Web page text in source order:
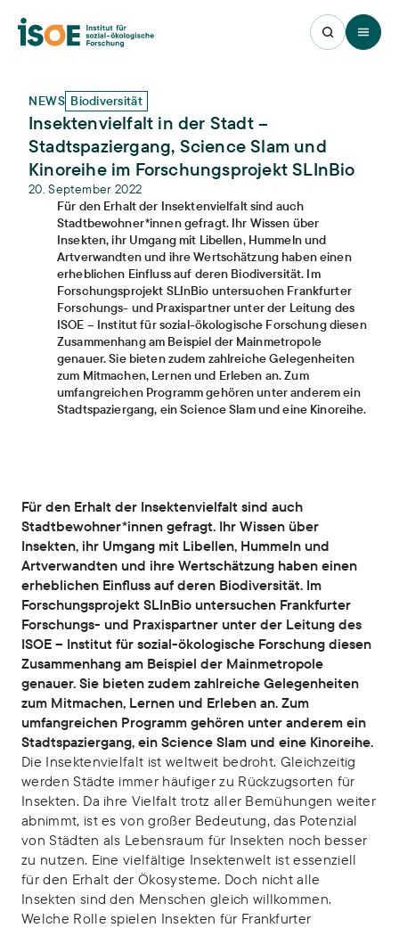
Open
NEWS Biodiversität
Insektenvielfalt in der Stadt –
Stadtspaziergang, Science Slam und
Kinoreihe im Forschungsprojekt SLInBio
20. September 2022
Für den Erhalt der Insektenvielfalt sind auch
Stadtbewohner*innen gefragt. Ihr Wissen über
Insekten, ihr Umgang mit Libellen, Hummeln und
Artverwandten und ihre Wertschätzung haben einen
erheblichen Einfluss auf deren Biodiversität. Im
Forschungsprojekt SLInBio untersuchen Frankfurter
Forschungs- und Praxispartner unter der Leitung des
ISOE – Institut für sozial-ökologische Forschung diesen
Zusammenhang am Beispiel der Mainmetropole
genauer. Sie bieten zudem zahlreiche Gelegenheiten
zum Mitmachen, Lernen und Erleben an. Zum
umfangreichen Programm gehören unter anderem ein
Stadtspaziergang, ein Science Slam und eine Kinoreihe.
Für den Erhalt der Insektenvielfalt sind auch
Stadtbewohner*innen gefragt. Ihr Wissen über
Insekten, ihr Umgang mit Libellen, Hummeln und
Artverwandten und ihre Wertschätzung haben einen
erheblichen Einfluss auf deren Biodiversität. Im
Forschungsprojekt SLInBio untersuchen Frankfurter
Forschungs- und Praxispartner unter der Leitung des
ISOE – Institut für sozial-ökologische Forschung diesen
Zusammenhang am Beispiel der Mainmetropole
genauer. Sie bieten zudem zahlreiche Gelegenheiten
zum Mitmachen, Lernen und Erleben an. Zum
umfangreichen Programm gehören unter anderem ein
Stadtspaziergang, ein Science Slam und eine Kinoreihe.
Die Insektenvielfalt ist weltweit bedroht. Gleichzeitig
werden Städte immer häufiger zu Rückzugsorten für
Insekten. Da ihre Vielfalt trotz aller Bemühungen weiter
abnimmt, ist es von großer Bedeutung, das Potenzial
von Städten als Lebensraum für Insekten noch besser
zu nutzen. Eine vielfältige Insektenwelt ist essenziell
für den Erhalt der Ökosysteme. Doch nicht alle
Insekten sind den Menschen gleich willkommen.
Welche Rolle spielen Insekten für Frankfurter